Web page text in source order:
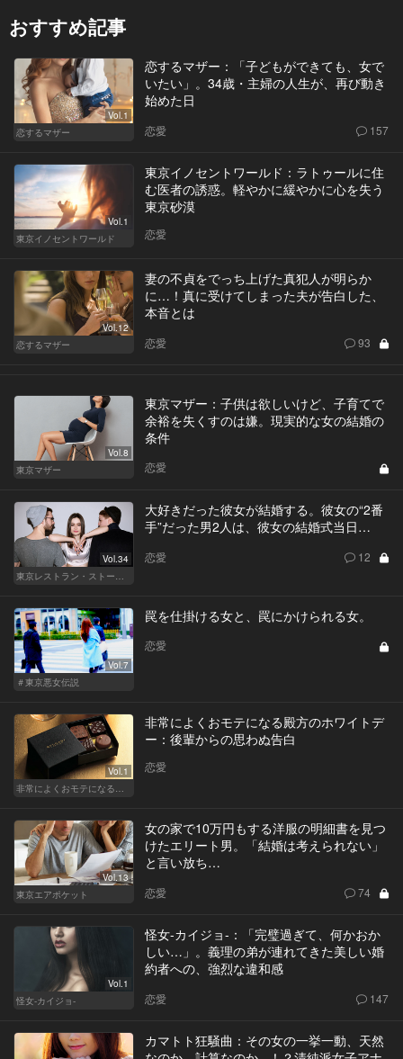
おすすめ記事
Vol.1
恋するマザー
恋するマザー：「子どもができても、女で
いたい」。34歳・主婦の人生が、再び動き
始めた日
恋愛 157
Vol.1
東京イノセントワールド
東京イノセントワールド：ラトゥールに住
む医者の誘惑。軽やかに緩やかに心を失う
東京砂漠
恋愛
Vol.12
恋するマザー
妻の不貞をでっち上げた真犯人が明らか
に…！真に受けてしまった夫が告白した、
本音とは
恋愛 93
Vol.8
東京マザー
東京マザー：子供は欲しいけど、子育てで
余裕を失くすのは嫌。現実的な女の結婚の
条件
恋愛
Vol.34
東京レストラン・ストーリー
大好きだった彼女が結婚する。彼女の“2番
手”だった男2人は、彼女の結婚式当日…
恋愛 12
Vol.7
＃東京悪女伝説
罠を仕掛ける女と、罠にかけられる女。
恋愛
Vol.1
非常によくおモテになる殿方のホワイトデー
非常によくおモテになる殿方のホワイトデ
ー：後輩からの思わぬ告白
恋愛
Vol.13
東京エアポケット
女の家で10万円もする洋服の明細書を見つ
けたエリート男。「結婚は考えられない」
と言い放ち…
恋愛 74
Vol.1
怪女-カイジョ-
怪女-カイジョ-：「完璧過ぎて、何かおか
しい…」。義理の弟が連れてきた美しい婚
約者への、強烈な違和感
恋愛 147
カマトト狂騒曲：その女の一挙一動、天然